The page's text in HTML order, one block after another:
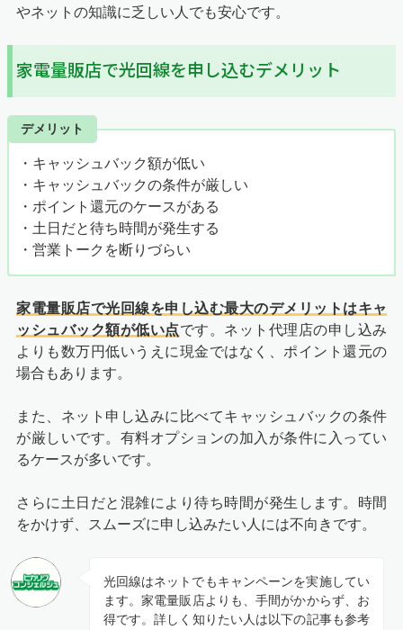
やネットの知識に乏しい人でも安心です。
家電量販店で光回線を申し込むデメリット
デメリット
・キャッシュバック額が低い
・キャッシュバックの条件が厳しい
・ポイント還元のケースがある
・土日だと待ち時間が発生する
・営業トークを断りづらい
家電量販店で光回線を申し込む最大のデメリットはキャ
ッシュバック額が低い点です。ネット代理店の申し込み
よりも数万円低いうえに現金ではなく、ポイント還元の
場合もあります。
また、ネット申し込みに比べてキャッシュバックの条件
が厳しいです。有料オプションの加入が条件に入ってい
るケースが多いです。
さらに土日だと混雑により待ち時間が発生します。時間
をかけず、スムーズに申し込みたい人には不向きです。
光回線はネットでもキャンペーンを実施してい
ます。家電量販店よりも、手間がかからず、お
得です。詳しく知りたい人は以下の記事も参考